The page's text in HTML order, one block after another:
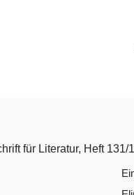
für Literatur, Heft 131/